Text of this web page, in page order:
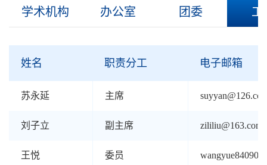
学术机构 办公室 团委 工
姓名 职责分工 电子邮箱
苏永延 主席
刘子立 副主席 zililiu@163.com
王悦 委员